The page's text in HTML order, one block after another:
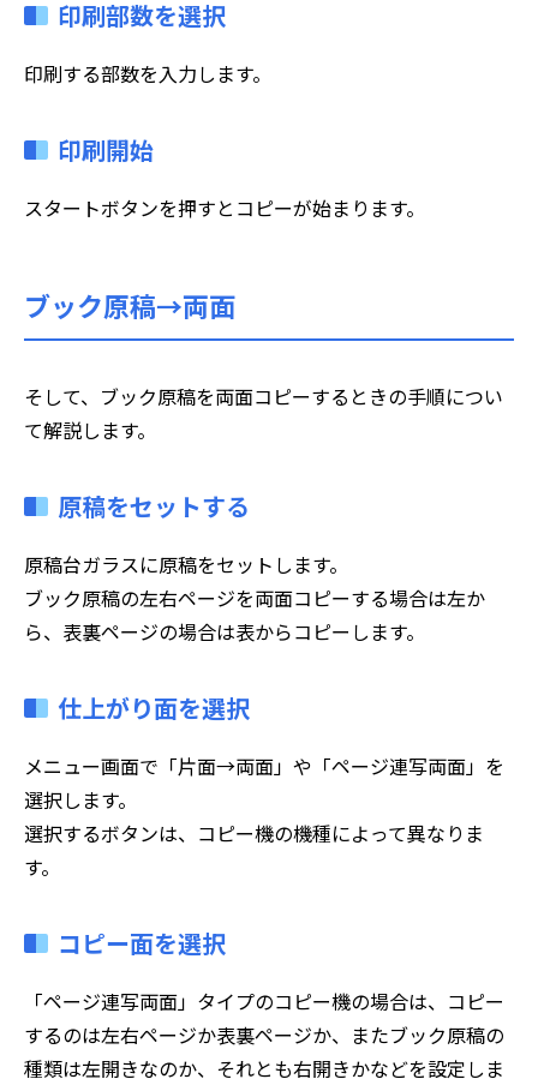
印刷部数を選択
印刷する部数を入力します。
印刷開始
スタートボタンを押すとコピーが始まります。
ブック原稿→両面
そして、ブック原稿を両面コピーするときの手順につい
て解説します。
原稿をセットする
原稿台ガラスに原稿をセットします。
ブック原稿の左右ページを両面コピーする場合は左か
ら、表裏ページの場合は表からコピーします。
仕上がり面を選択
メニュー画面で「片面→両面」や「ページ連写両面」を
選択します。
選択するボタンは、コピー機の機種によって異なりま
す。
コピー面を選択
「ページ連写両面」タイプのコピー機の場合は、コピー
するのは左右ページか表裏ページか、またブック原稿の
種類は左開きなのか、それとも右開きかなどを設定しま